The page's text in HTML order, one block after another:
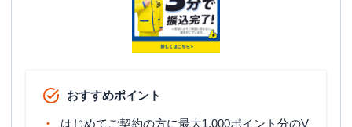
アイフル 【2026/5/15閉店】２３号津高茶屋
店 無人契約コーナー
日祝 ：
おすすめポイント
はじめてご契約の方に最大1,000ポイント分のV